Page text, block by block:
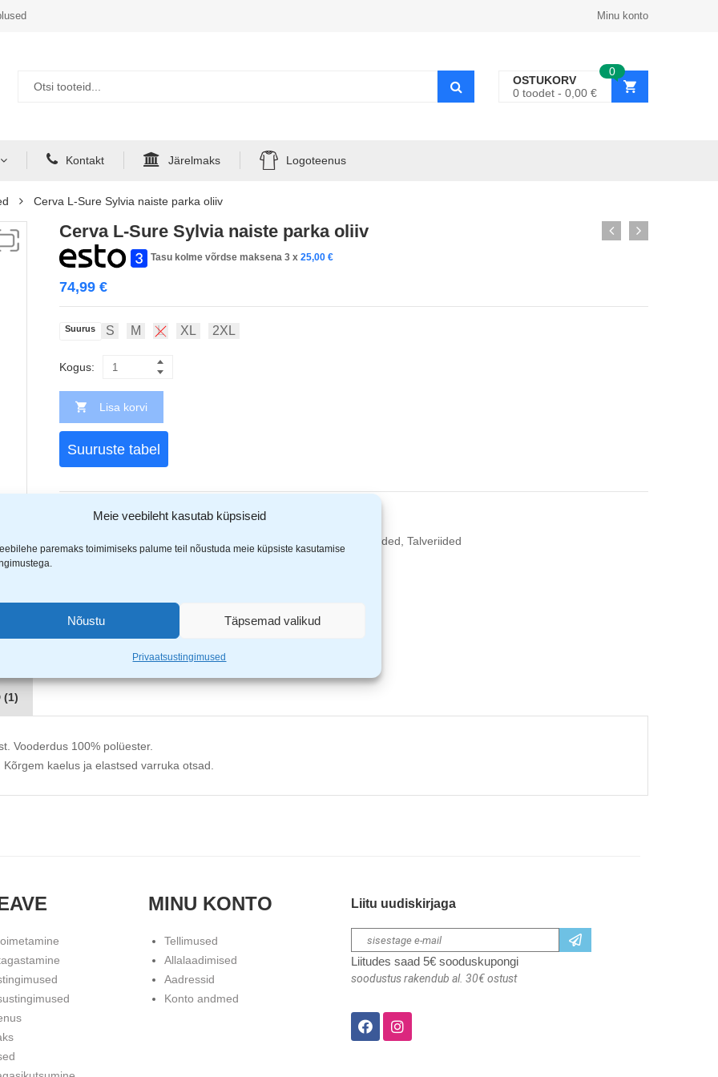
Meie veebileht kasutab küpsiseid
paremaks toimimiseks palume teil nõustuda meie küpsiste kasutamise
Nõustu Täpsemad valikud
Privaatsustingimused
Minu konto
0
OSTUKORV
0 toodet 0,00 €
Kontakt Järelmaks Logoteenus
Cerva L-Sure Sylvia naiste parka oliiv
Cerva L-Sure Sylvia naiste parka oliiv
Tasu kolme võrdse maksena 3 x 25,00 €
74,99 €
Suurus S M L XL 2XL
Kogus:
Lisa korvi
Suuruste tabel
Tootekood:
cerva l-sure sylvia naiste parka oliiv
Naiste talveriided Naiste tööriided, Talveriided
(1)
Vooderdus 100% polüester.
kaelus ja elastsed varruka otsad.
MINU KONTO
Tellimused
Allalaadimised
Aadressid
Konto andmed
Liitu uudiskirjaga
Liitudes saad 5€ sooduskupongi
soodustus rakendub al. 30€ ostust